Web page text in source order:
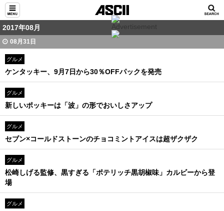
2017年08月
08月31日
グルメ
ケンタッキー、9月7日から30％OFFパックを発売
グルメ
新しいポッキーは「波」の形でおいしさアップ
グルメ
セブン×コールドストーンのチョコミントアイスは超ザクザク
グルメ
松崎しげる監修、黒すぎる「ポテリッチ黒胡椒味」カルビーから登
場
グルメ